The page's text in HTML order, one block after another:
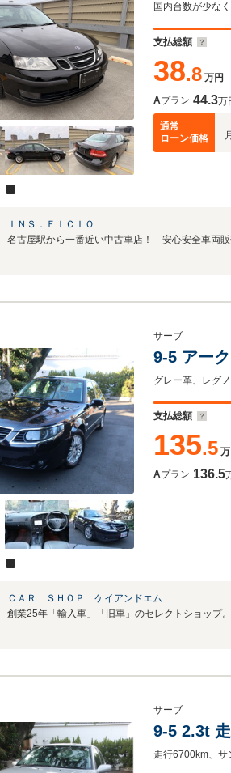
国内台数が少な
支払総額
38.8 万円
Aプラン 44.3万
通常
ローン価格
ＩＮＳ．ＦＩＣＩＯ
名古屋駅から一番近い中古車店！ 安心安全車両販
サーブ
9-5 アー
グレー革、レグ
支払総額
135.5
Aプラン 136.5
ＣＡＲ ＳＨＯＰ ケイアンドエム
サーブ
9-5 2.3t
走行6700km、